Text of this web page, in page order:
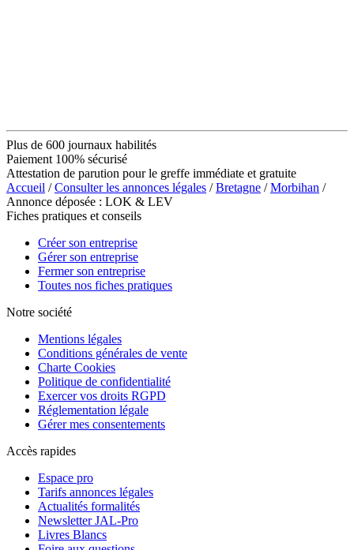
Plus de 600 journaux habilités
Paiement 100% sécurisé
Attestation de parution pour le greffe immédiate et gratuite
Accueil /Consulter les annonces légales /Bretagne /Morbihan /
Annonce déposée : LOK & LEV
Fiches pratiques et conseils
Créer son entreprise
Gérer son entreprise
Fermer son entreprise
Toutes nos fiches pratiques
Notre société
Mentions légales
Conditions générales de vente
Charte Cookies
Politique de confidentialité
Exercer vos droits RGPD
Réglementation légale
Gérer mes consentements
Accès rapides
Espace pro
Tarifs annonces légales
Actualités formalités
Newsletter JAL-Pro
Livres Blancs